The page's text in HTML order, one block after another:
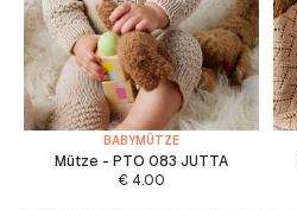
BABYMÜTZE
Mütze - PTO 083 JUTTA
€ 4.00